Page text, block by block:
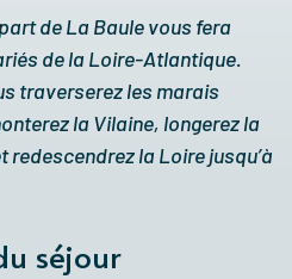
de La Baule vous fera
de la Loire-Atlantique.
traverserez les marais
la Vilaine, longerez la
redescendrez la Loire jusqu’à
séjour